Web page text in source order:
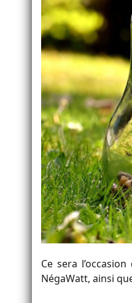
Ce sera
NégaWatt, ainsi